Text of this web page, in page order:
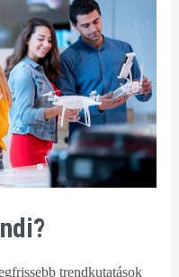
trendkutatások